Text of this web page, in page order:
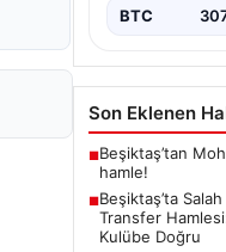
BTC
Son Eklenen
■Beşiktaş’tan
hamle!
■Beşiktaş’ta Salah
Transfer Hamlesi:
Kulübe Doğru